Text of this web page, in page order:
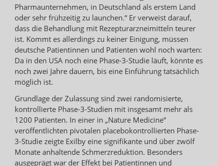
Pharmaunternehmen, in Deutschland als erstem Land
oder sehr frühzeitig zu launchen.“ Er verweist darauf,
dass die Behandlung mit Rezepturarzneimitteln teurer
ist. Kommt es allerdings zu keiner Einigung, müssen
deutsche Patientinnen und Patienten wohl noch warten:
Da in den USA noch eine Phase-3-Studie läuft, könnte es
noch zwei Jahre dauern, bis eine Einführung tatsächlich
möglich ist.
Grundlage der Zulassung sind zwei randomisierte,
kontrollierte Phase-3-Studien mit insgesamt mehr als
1200 Patienten. In einer in „Nature Medicine“
veröffentlichten pivotalen placebokontrollierten Phase-
3-Studie zeigte Exilby eine signifikante und über zwölf
Monate anhaltende Schmerzreduktion. Besonders
ausgeprägt war der Effekt bei Patientinnen und